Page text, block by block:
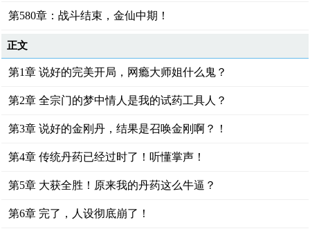
第580章：战斗结束，金仙中期！
正文
第1章 说好的完美开局，网瘾大师姐什么鬼？
第2章 全宗门的梦中情人是我的试药工具人？
第3章 说好的金刚丹，结果是召唤金刚啊？！
第4章 传统丹药已经过时了！听懂掌声！
第5章 大获全胜！原来我的丹药这么牛逼？
第6章 完了，人设彻底崩了！